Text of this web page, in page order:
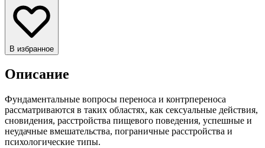
В избранное
Описание
Фундаментальные вопросы переноса и контрпереноса
рассматриваются в таких областях, как сексуальные действия,
сновидения, расстройства пищевого поведения, успешные и
неудачные вмешательства, пограничные расстройства и
психологические типы.